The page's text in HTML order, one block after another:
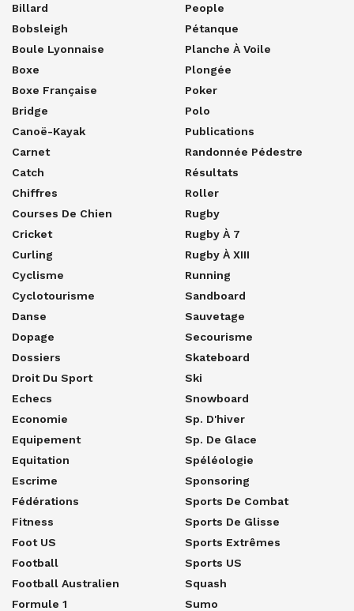
Billard
Bobsleigh
Boule Lyonnaise
Boxe
Boxe Française
Bridge
Canoë-Kayak
Carnet
Catch
Chiffres
Courses De Chien
Cricket
Curling
Cyclisme
Cyclotourisme
Danse
Dopage
Dossiers
Droit Du Sport
Echecs
Economie
Equipement
Equitation
Escrime
Fédérations
Fitness
Foot US
Football
Football Australien
Formule 1
People
Pétanque
Planche À Voile
Plongée
Poker
Polo
Publications
Randonnée Pédestre
Résultats
Roller
Rugby
Rugby À 7
Rugby À XIII
Running
Sandboard
Sauvetage
Secourisme
Skateboard
Ski
Snowboard
Sp. D'hiver
Sp. De Glace
Spéléologie
Sponsoring
Sports De Combat
Sports De Glisse
Sports Extrêmes
Sports US
Squash
Sumo